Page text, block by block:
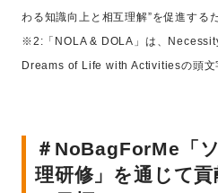
わる知識向上と相互理解”を促進する
※2:「NOLA & DOLA」は、
Dreams of Life with Activitiesの頭文
＃NoBagForMe「
理研修」を通じて